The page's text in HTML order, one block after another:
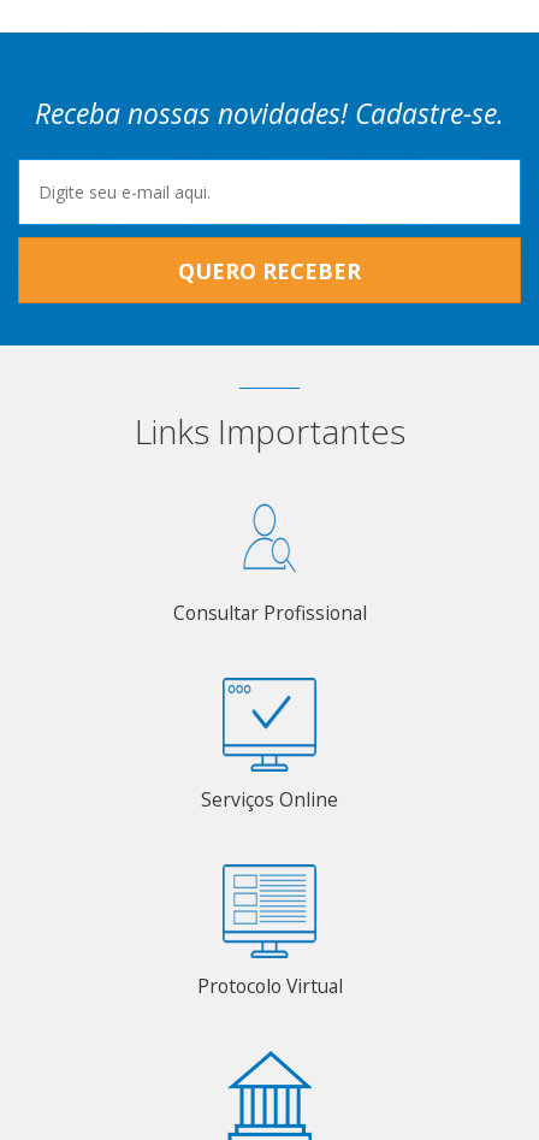
Receba nossas novidades! Cadastre-se.
QUERO RECEBER
Links Importantes
Consultar Profissional
Serviços Online
Protocolo Virtual